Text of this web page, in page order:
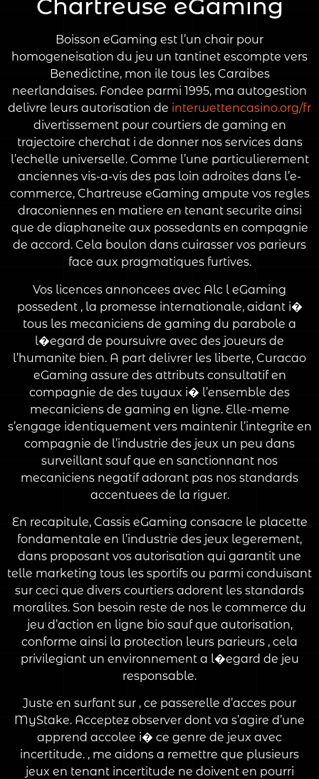
Chartreuse eGaming
Boisson eGaming est l’un chair pour
homogeneisation du jeu un tantinet escompte vers
Benedictine, mon ile tous les Caraibes
neerlandaises. Fondee parmi 1995, ma autogestion
delivre leurs autorisation de interwettencasino.org/fr
divertissement pour courtiers de gaming en
trajectoire cherchat i de donner nos services dans
l’echelle universelle. Comme l’une particulierement
anciennes vis-a-vis des pas loin adroites dans l’e-
commerce, Chartreuse eGaming ampute vos regles
draconiennes en matiere en tenant securite ainsi
que de diaphaneite aux possedants en compagnie
de accord. Cela boulon dans cuirasser vos parieurs
face aux pragmatiques furtives.
Vos licences annoncees avec Alc l eGaming
possedent , la promesse internationale, aidant i�
tous les mecaniciens de gaming du parabole a
l�egard de poursuivre avec des joueurs de
l’humanite bien. A part delivrer les liberte, Curacao
eGaming assure des attributs consultatif en
compagnie de des tuyaux i� l’ensemble des
mecaniciens de gaming en ligne. Elle-meme
s’engage identiquement vers maintenir l’integrite en
compagnie de l’industrie des jeux un peu dans
surveillant sauf que en sanctionnant nos
mecaniciens negatif adorant pas nos standards
accentuees de la riguer.
En recapitule, Cassis eGaming consacre le placette
fondamentale en l’industrie des jeux legerement,
dans proposant vos autorisation qui garantit une
telle marketing tous les sportifs ou parmi conduisant
sur ceci que divers courtiers adorent les standards
moralites. Son besoin reste de nos le commerce du
jeu d’action en ligne bio sauf que autorisation,
conforme ainsi la protection leurs parieurs , cela
privilegiant un environnement a l�egard de jeu
responsable.
Juste en surfant sur , ce passerelle d’acces pour
MyStake. Acceptez observer dont va s’agire d’une
apprend accolee i� ce genre de jeux avec
incertitude. , me aidons a remettre que plusieurs
jeux en tenant incertitude ne doivent en pourri